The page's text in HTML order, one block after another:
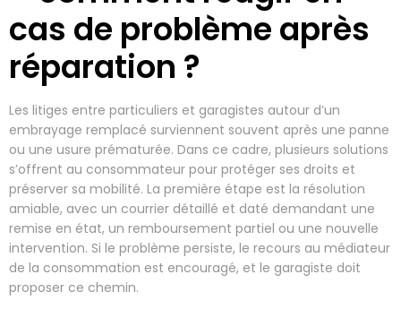
cas de problème après
réparation ?
Les litiges entre particuliers et garagistes autour d’un
embrayage remplacé surviennent souvent après une panne
ou une usure prématurée. Dans ce cadre, plusieurs solutions
s’offrent au consommateur pour protéger ses droits et
préserver sa mobilité. La première étape est la résolution
amiable, avec un courrier détaillé et daté demandant une
remise en état, un remboursement partiel ou une nouvelle
intervention. Si le problème persiste, le recours au médiateur
de la consommation est encouragé, et le garagiste doit
proposer ce chemin.